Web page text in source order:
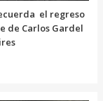
el regreso
de Carlos Gardel